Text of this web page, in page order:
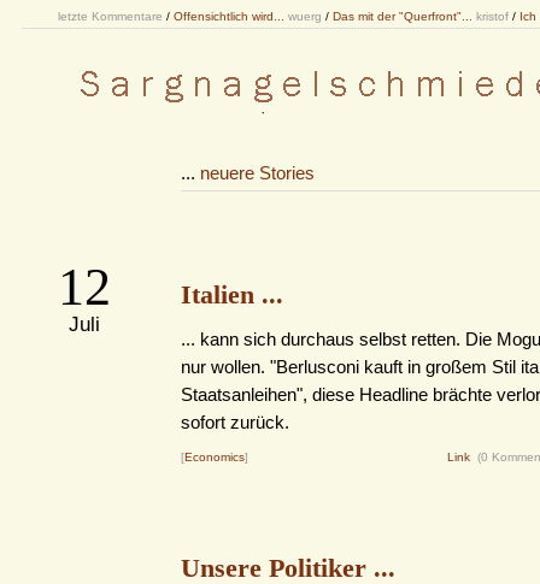
letzte Kommentare / Offensichtlich wird... wuerg / Das mit der "Querfront"... kristof / Ich
... neuere Stories
12
Juli
Italien ...
... kann sich durchaus selbst retten. Die
nur wollen. "Berlusconi kauft in großem Stil
Staatsanleihen", diese Headline brächte
sofort zurück.
[Economics] Link (0
Unsere Politiker ...